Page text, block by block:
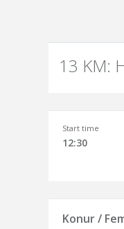
13 KM:
Start time
12:30
Konur /